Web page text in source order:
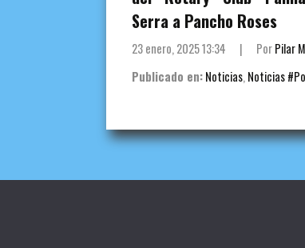
Serra a Pancho Roses
23 enero, 2025 13:34 | PorPilar
Publicado en: Noticias, Noticias